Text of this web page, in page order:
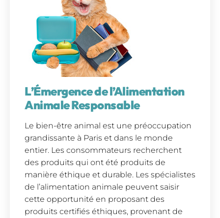
L’Émergence de l’Alimentation
Animale Responsable
Le bien-être animal est une préoccupation
grandissante à Paris et dans le monde
entier. Les consommateurs recherchent
des produits qui ont été produits de
manière éthique et durable. Les spécialistes
de l’alimentation animale peuvent saisir
cette opportunité en proposant des
produits certifiés éthiques, provenant de